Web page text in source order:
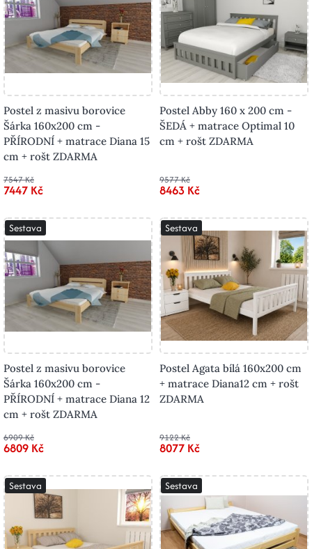
Postel z masivu borovice
Šárka 160x200 cm -
PŘÍRODNÍ + matrace Diana 15
cm + rošt ZDARMA
7547 Kč
7447 Kč
Postel Abby 160 x 200 cm -
ŠEDÁ + matrace Optimal 10
cm + rošt ZDARMA
9577 Kč
8463 Kč
Sestava
Postel z masivu borovice
Šárka 160x200 cm -
PŘÍRODNÍ + matrace Diana 12
cm + rošt ZDARMA
6909 Kč
6809 Kč
Sestava
Postel Agata bílá 160x200 cm
+ matrace Diana12 cm + rošt
ZDARMA
9122 Kč
8077 Kč
Sestava Sestava